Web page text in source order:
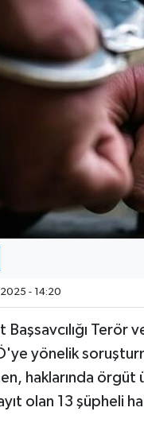
- 14:20
Başsavcılığı
yönelik
haklarında
olan 13 şüpheli